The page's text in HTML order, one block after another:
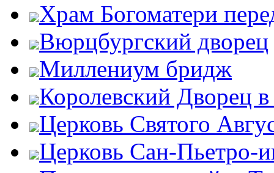
Храм Богоматери
Вюрцбургский дворец
Миллениум бридж
Королевский Дворец
Церковь Святого
Церковь Сан-Пьетро-